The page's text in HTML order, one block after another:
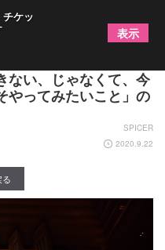
のためのコンサート
ない、じゃなくて、今
やってみたいこと」の
SPICER
2020.9.22
ケッ
表示